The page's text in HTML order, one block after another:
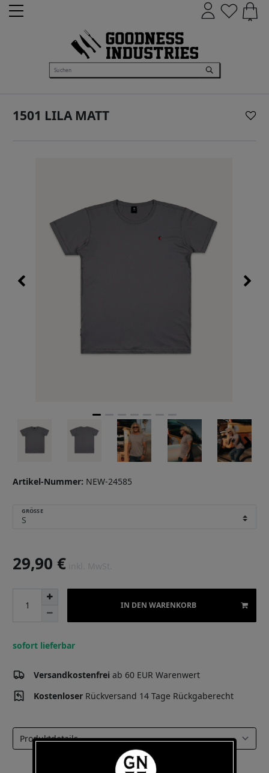
0
1501 LILA MATT
Artikel-Nummer: NEW-24585
GRÖSSE
29,90 €
IN DEN WARENKORB
sofort lieferbar
Versandkostenfrei ab 60 EUR Warenwert
Kostenloser Rückversand 14 Tage Rückgaberecht
Select a tab